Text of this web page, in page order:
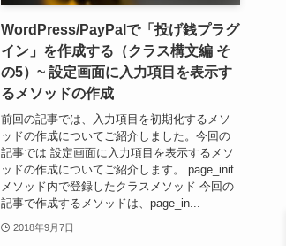
WordPress/PayPalで「投げ銭プラグ
イン」を作成する（クラス構文編 そ
の5）~ 設定画面に入力項目を表示す
るメソッドの作成
前回の記事では、入力項目を初期化するメソ
ッドの作成についてご紹介しました。今回の
記事では 設定画面に入力項目を表示するメソ
ッドの作成についてご紹介します。 page_init
メソッド内で登録したクラスメソッド 今回の
記事で作成するメソッドは、page_in...
2018年9月7日